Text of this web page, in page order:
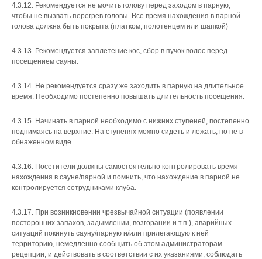
4.3.12. Рекомендуется не мочить голову перед заходом в парную,
чтобы не вызвать перегрев головы. Все время нахождения в парной
голова должна быть покрыта (платком, полотенцем или шапкой)
4.3.13. Рекомендуется заплетение кос, сбор в пучок волос перед
посещением сауны.
4.3.14. Не рекомендуется сразу же заходить в парную на длительное
время. Необходимо постепенно повышать длительность посещения.
4.3.15. Начинать в парной необходимо с нижних ступеней, постепенно
поднимаясь на верхние. На ступенях можно сидеть и лежать, но не в
обнаженном виде.
4.3.16. Посетители должны самостоятельно контролировать время
нахождения в сауне/парной и помнить, что нахождение в парной не
контролируется сотрудниками клуба.
4.3.17. При возникновении чрезвычайной ситуации (появлении
посторонних запахов, задымлении, возгорании и т.п.), аварийных
ситуаций покинуть сауну/парную и/или прилегающую к ней
территорию, немедленно сообщить об этом администраторам
рецепции, и действовать в соответствии с их указаниями, соблюдать